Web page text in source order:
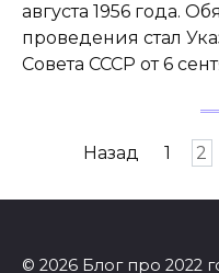
августа 1956 года.
проведения стал
Совета СССР от 6
Навигация
записям
Назад 1 2
© 2026 Блог про 2022